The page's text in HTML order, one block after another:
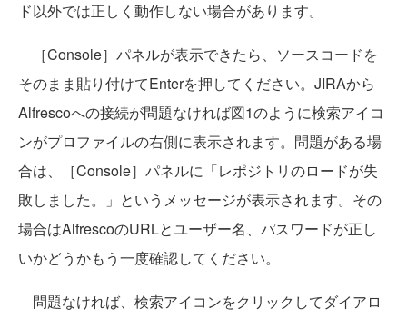
ド以外では正しく動作しない場合があります。
［Console］パネルが表示できたら、ソースコードを
そのまま貼り付けてEnterを押してください。JIRAから
Alfrescoへの接続が問題なければ図1のように検索アイコ
ンがプロファイルの右側に表示されます。問題がある場
合は、［Console］パネルに「レポジトリのロードが失
敗しました。」というメッセージが表示されます。その
場合はAlfrescoのURLとユーザー名、パスワードが正し
いかどうかもう一度確認してください。
問題なければ、検索アイコンをクリックしてダイアロ